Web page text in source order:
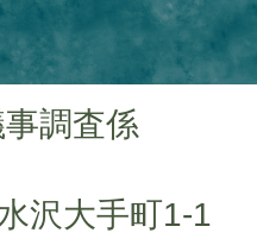
調査係
沢大手町1-1